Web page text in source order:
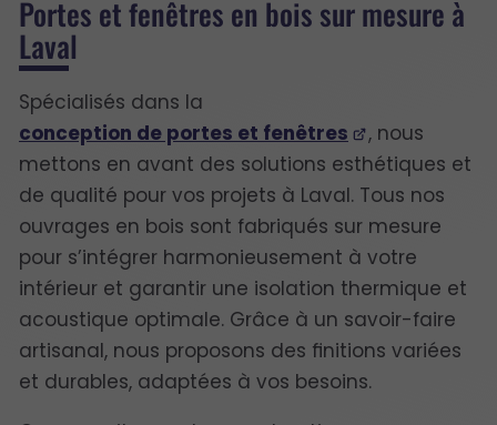
Portes et fenêtres en bois sur mesure à
Laval
Spécialisés dans la
conception de portes et fenêtres
, nous
mettons en avant des solutions esthétiques et
de qualité pour vos projets à Laval. Tous nos
ouvrages en bois sont fabriqués sur mesure
pour s’intégrer harmonieusement à votre
intérieur et garantir une isolation thermique et
acoustique optimale. Grâce à un savoir-faire
artisanal, nous proposons des finitions variées
et durables, adaptées à vos besoins.